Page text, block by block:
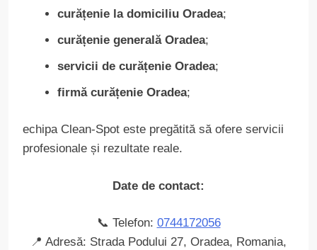
curățenie la domiciliu Oradea;
curățenie generală Oradea;
servicii de curățenie Oradea;
firmă curățenie Oradea;
echipa Clean-Spot este pregătită să ofere servicii
profesionale și rezultate reale.
Date de contact:
📞 Telefon: 0744172056
📍 Adresă: Strada Podului 27, Oradea, Romania,